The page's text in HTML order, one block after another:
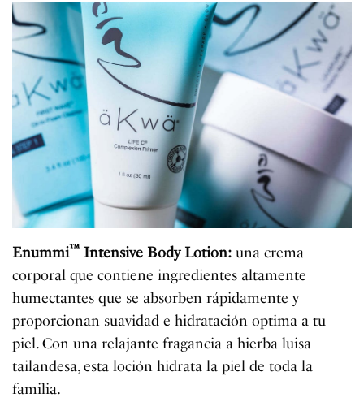
Enummi™ Intensive Body Lotion: una crema
corporal que contiene ingredientes altamente
humectantes que se absorben rápidamente y
proporcionan suavidad e hidratación optima a tu
piel. Con una relajante fragancia a hierba luisa
tailandesa, esta loción hidrata la piel de toda la
familia.